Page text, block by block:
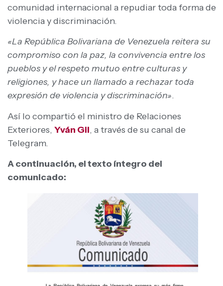
comunidad internacional a repudiar toda forma de
violencia y discriminación.
«La República Bolivariana de Venezuela reitera su
compromiso con la paz, la convivencia entre los
pueblos y el respeto mutuo entre culturas y
religiones, y hace un llamado a rechazar toda
expresión de violencia y discriminación».
Así lo compartió el ministro de Relaciones
Exteriores, Yván Gil, a través de su canal de
Telegram.
A continuación, el texto íntegro del
comunicado: